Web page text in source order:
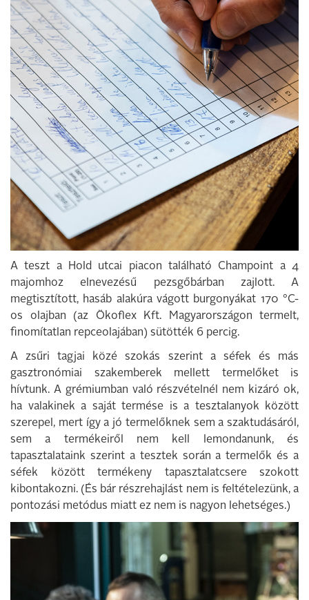
A teszt a Hold utcai piacon található Champoint a 4
majomhoz elnevezésű pezsgőbárban zajlott. A
megtisztított, hasáb alakúra vágott burgonyákat 170 °C-
os olajban (az Ökoflex Kft. Magyarországon termelt,
finomítatlan repceolajában) sütötték 6 percig.
A zsűri tagjai közé szokás szerint a séfek és más
gasztronómiai szakemberek mellett termelőket is
hívtunk. A grémiumban való részvételnél nem kizáró ok,
ha valakinek a saját termése is a tesztalanyok között
szerepel, mert így a jó termelőknek sem a szaktudásáról,
sem a termékeiről nem kell lemondanunk, és
tapasztalataink szerint a tesztek során a termelők és a
séfek között termékeny tapasztalatcsere szokott
kibontakozni. (És bár részrehajlást nem is feltételezünk, a
pontozási metódus miatt ez nem is nagyon lehetséges.)